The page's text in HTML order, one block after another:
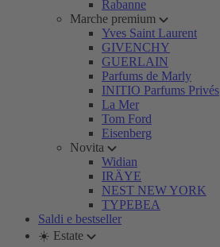
Rabanne
Marche premium
Yves Saint Laurent
GIVENCHY
GUERLAIN
Parfums de Marly
INITIO Parfums Privés
La Mer
Tom Ford
Eisenberg
Novita
Widian
IRÄYE
NEST NEW YORK
TYPEBEA
Saldi e bestseller
☀️ Estate